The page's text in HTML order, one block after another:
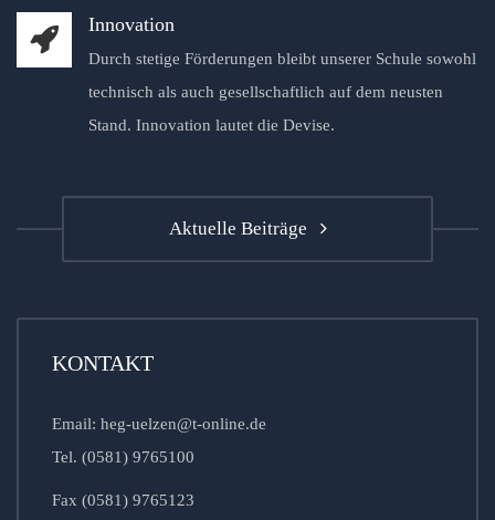
Innovation
Durch stetige Förderungen bleibt unserer Schule sowohl
technisch als auch gesellschaftlich auf dem neusten
Stand. Innovation lautet die Devise.
Aktuelle Beiträge
KONTAKT
Email: heg-uelzen@t-online.de
Tel. (0581) 9765100
Fax (0581) 9765123